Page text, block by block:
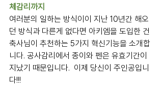
체감리까지
여러분의 일하는 방식이이 지난 10년간 해오
던 방식과 다른게 없다면 아키엠을 도입한 건
축사님이 추천하는 5가지 혁신기능을 소개합
니다. 공사감리에서 종이와 펜은 유효기간이
지났기 때문입니다. 이제 당신이 주인공입니
다!!!